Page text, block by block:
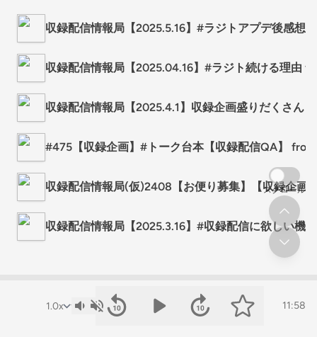
11:58
収録配信情報局【2025.5.16】#ラジトアプデ後感想
収録配信情報局【2025.04.16】#ラジト続ける理由
収録配信情報局【2025.4.1】収録企画盛りだくさん
#475【収録企画】#トーク台本【収録配信QA】
収録配信情報局(仮)2408【お便り募集】【収録企画
収録配信情報局【2025.3.16】#収録配信に欲しい機
スクロール